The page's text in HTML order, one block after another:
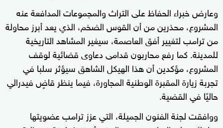
وعارض خبراء الحفاظ على التراث والمجموعات المدافعة عنه
المشروع، محذرين من أن القوس الضخم، الذي يعد أبرز محاولة
من ترامب لتغيير أفق العاصمة، سيغير المشاهد التاريخية
للمدينة. كما رفع محاربون قدامى دعاوى قضائية لوقف
المشروع، مؤكدين أن هذا الهيكل الشاهق سيؤثر سلبا في
تجربة زيارة المقبرة الوطنية المجاورة، فيما ينظر قاضٍ فيدرالي
حاليًا في القضية.
ووافقت لجنة الفنون الجميلة، التي عزز ترامب عضويتها